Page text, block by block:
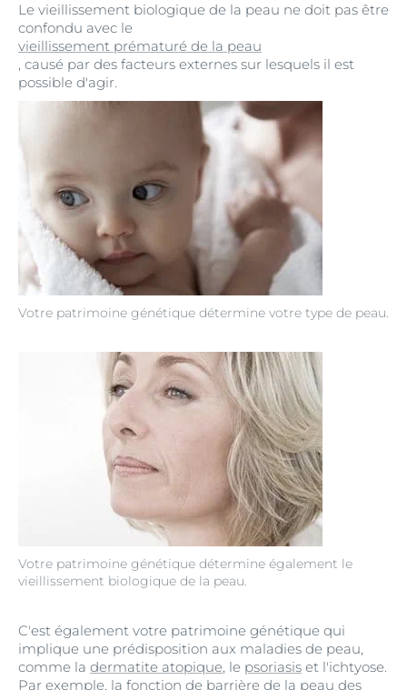
Votre patrimoine génétique détermine votre type de peau.
Votre patrimoine génétique détermine également le
vieillissement biologique de la peau.
Le vieillissement biologique de la peau ne doit pas être
confondu avec le
vieillissement prématuré de la peau
, causé par des facteurs externes sur lesquels il est
possible d'agir.
C'est également votre patrimoine génétique qui
implique une prédisposition aux maladies de peau,
comme la dermatite atopique, le psoriasis et l'ichtyose.
Par exemple, la fonction de barrière de la peau des